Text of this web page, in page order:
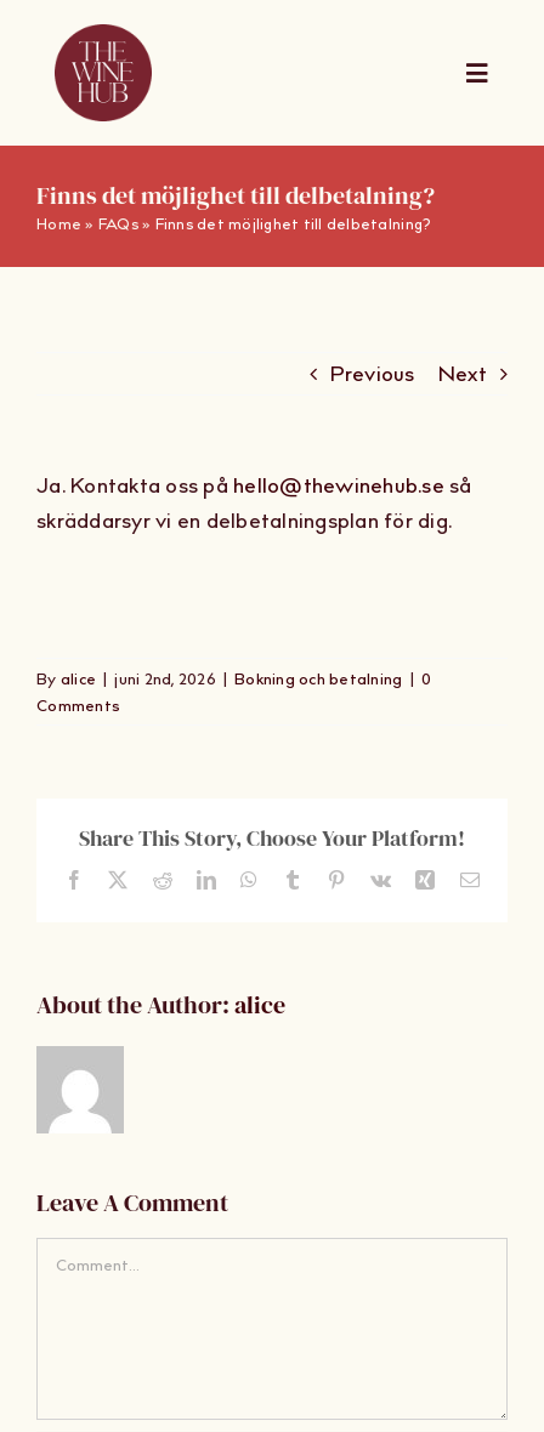
content
Toggle
Presentkort
Finns det möjlighet till delbetalning?
Home » FAQs» Finns det möjlighet till delbetalning?
Previous Next
Ja. Kontakta oss på hello@thewinehub.se så
skräddarsyr vi en delbetalningsplan för dig.
By alice | juni 2nd, 2026 | Bokning och betalning | 0
Comments
Share This Story, Choose Your Platform!
Facebook RedditLinkedInWhatsApp
Tumblr Pinterest
Vk Xing Email
About the Author:alice
Leave A Comment
Comment